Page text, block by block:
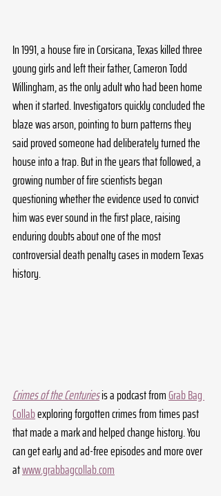
In 1991, a house fire in Corsicana, Texas killed three
young girls and left their father, Cameron Todd
Willingham, as the only adult who had been home
when it started. Investigators quickly concluded the
blaze was arson, pointing to burn patterns they
said proved someone had deliberately turned the
house into a trap. But in the years that followed, a
growing number of fire scientists began
questioning whether the evidence used to convict
him was ever sound in the first place, raising
enduring doubts about one of the most
controversial death penalty cases in modern Texas
history.
Crimes of the Centuries is a podcast from Grab Bag
Collab exploring forgotten crimes from times past
that made a mark and helped change history. You
can get early and ad-free episodes and more over
at www.grabbagcollab.com